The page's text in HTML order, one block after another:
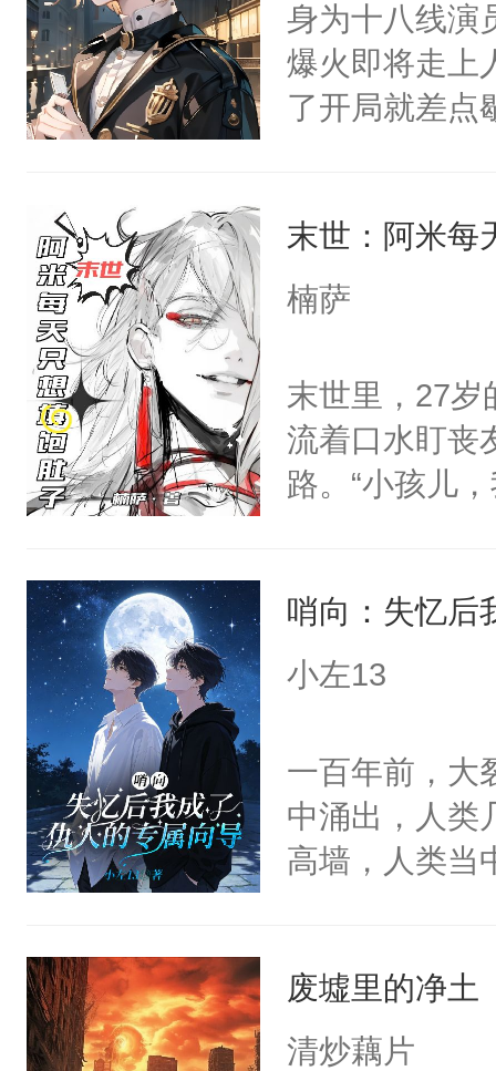
身为十八线演
爆火即将走上
了开局就差
躺的小菜鸡的
家捧在手心里
相遇了。坏
救了他。坏消
时慕可以救他
颈:“咬我一口
糊，差点被搞
含着眼泪，
时慕的人都知
小祖宗把自己
时慕问:我家
吗？众人瞳孔
找江时朝麻烦
潮中，想让他
末世：阿米每
楠萨
末世里，27岁
流着口水盯
路。“小孩儿
知）“好、好
只要他不杀
脖子时，阿
笑：“对，想
得及吗？（
每天用牛奶
斗力爆表只想
大的异能者攻
哨向：失忆后
小左13
一百年前，大
中涌出，人类
高墙，人类
甸计划”——用
好是唯一成功
废墟里的净土
清炒藕片